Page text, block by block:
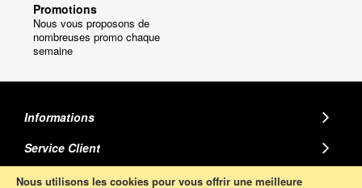
Nous utilisons les cookies pour vous offrir une meilleure
Promotions
Nous vous proposons de
nombreuses promo chaque
semaine
Informations
Service Client
MINIATURE AUTO